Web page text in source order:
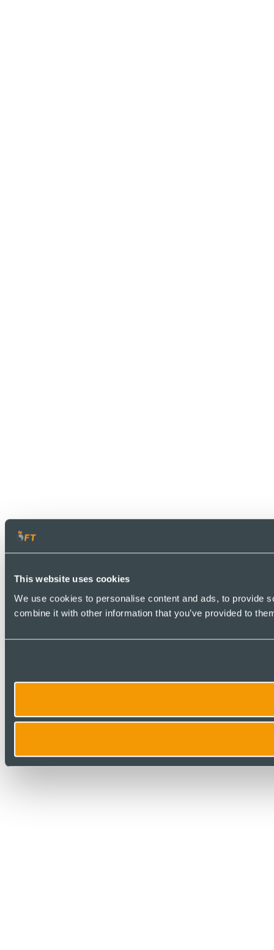
This website uses cookies
We use cookies to personalise content and ads, to provide
combine it with other information that you’ve provided to